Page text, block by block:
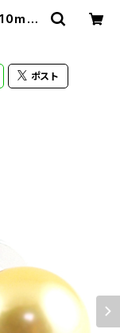
10mm
ポスト